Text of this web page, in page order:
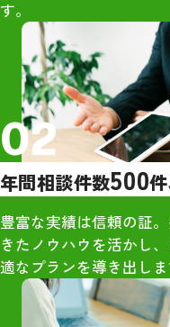
橋さんを選びました
なかったと今では
す。お世話になり
うございました。
す。
02
年間相談件数500
豊富な実績は信頼の証
きたノウハウを活かし
適なプランを導き出しま